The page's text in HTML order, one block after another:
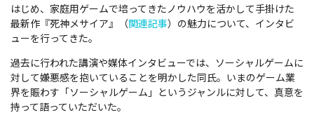
はじめ、家庭用ゲームで培ってきたノウハウを活かして手掛けた
最新作『死神メサイア』（関連記事）の魅力について、インタビ
ューを行ってきた。
過去に行われた講演や媒体インタビューでは、ソーシャルゲームに
対して嫌悪感を抱いていることを明かした同氏。いまのゲーム業
界を賑わす「ソーシャルゲーム」というジャンルに対して、真意を
持って語っていただいた。